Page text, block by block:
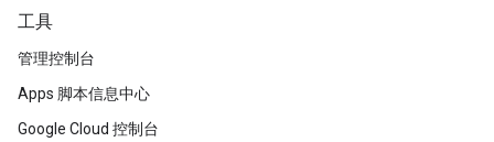
工具
管理控制台
Apps 脚本信息中心
Google Cloud 控制台